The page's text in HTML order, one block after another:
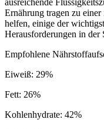
ausreichende
Ernährung tragen zu
helfen, einige der
Herausforderungen in der
Empfohlene
Eiweiß: 29%
Fett: 26%
Kohlenhydrate: 42%